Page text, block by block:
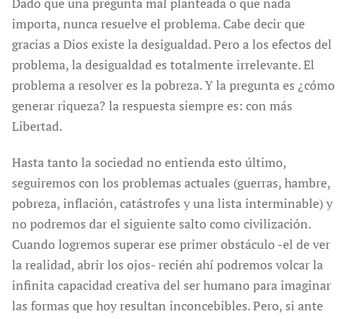
importa, nunca resuelve el problema. Cabe decir que
gracias a Dios existe la desigualdad. Pero a los efectos del
problema, la desigualdad es totalmente irrelevante. El
problema a resolver es la pobreza. Y la pregunta es ¿cómo
generar riqueza? la respuesta siempre es: con más
Libertad.
Hasta tanto la sociedad no entienda esto último,
seguiremos con los problemas actuales (guerras, hambre,
pobreza, inflación, catástrofes y una lista interminable) y
no podremos dar el siguiente salto como civilización.
Cuando logremos superar ese primer obstáculo -el de ver
la realidad, abrir los ojos- recién ahí podremos volcar la
infinita capacidad creativa del ser humano para imaginar
las formas que hoy resultan inconcebibles. Pero, si ante